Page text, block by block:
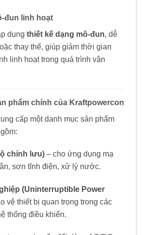
đun linh hoạt
dụng thiết kế dạng mô-đun, dễ
thay thế, giúp giảm thời gian
linh hoạt trong quá trình vận
phẩm chính của Kraftpowercon
cấp một danh mục sản phẩm
chỉnh lưu)– cho ứng dụng mạ
sơn tĩnh điện, xử lý nước.
(Uninterruptible Power
vệ thiết bị quan trọng trong các
thống điều khiển.